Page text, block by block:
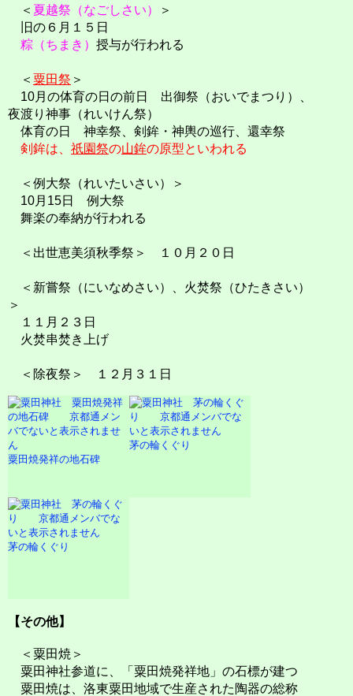
＜ 夏越祭（なごしさい）
＞
旧の６月１５日
粽（ちまき） 授与が行われる
＜ 粟田祭 ＞
10月の体育の日の前日 出御祭（おいでまつり）、
夜渡り神事（れいけん祭）
体育の日 神幸祭、剣鉾・神輿の巡行、還幸祭
剣鉾は、 祇園祭の山鉾の原型といわれる
＜例大祭（れいたいさい）＞
10月15日 例大祭
舞楽の奉納が行われる
＜出世恵美須秋季祭＞ １０月２０日
＜新嘗祭（にいなめさい）、火焚祭（ひたきさい）
＞
１１月２３日
火焚串焚き上げ
＜除夜祭＞ １２月３１日
粟田焼発祥の地石碑
茅の輪くぐり
茅の輪くぐり
【その他】
＜粟田焼＞
粟田神社参道に、「粟田焼発祥地」の石標が建つ
粟田焼は、洛東粟田地域で生産された陶器の総称